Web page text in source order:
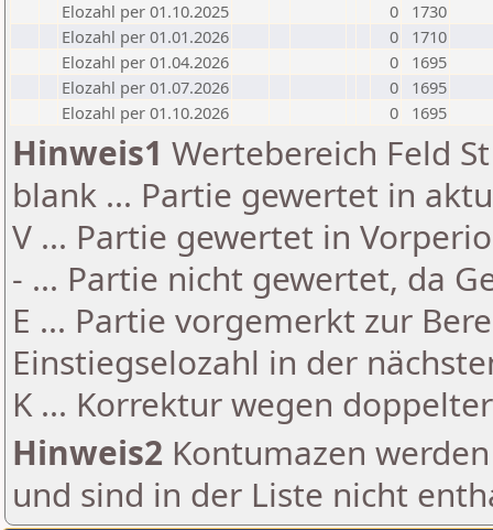
Elozahl per 01.10.2025
0
1730
Elozahl per 01.01.2026
0
1710
Elozahl per 01.04.2026
0
1695
Elozahl per 01.07.2026
0
1695
Elozahl per 01.10.2026
0 1695
Hinweis1 Wertebereich Feld
blank ... Partie gewertet in
V ... Partie gewertet in
- ... Partie nicht gewertet, da
E ... Partie vorgemerkt zur
Einstiegselozahl in der
K ... Korrektur wegen
Hinweis2 Kontumazen
und sind in der Liste nicht